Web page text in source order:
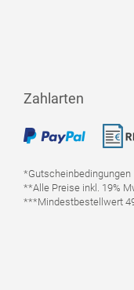
Zahlarten
*Gutscheinbedingungen
**Alle Preise inkl. 19%
***Mindestbestellwert